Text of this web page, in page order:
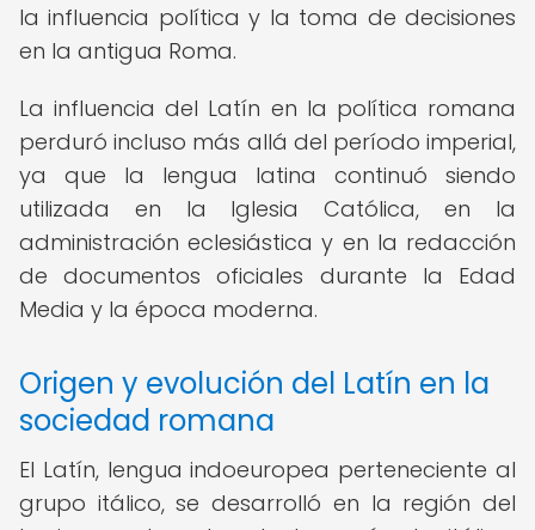
la influencia política y la toma de decisiones
en la antigua Roma.
La influencia del Latín en la política romana
perduró incluso más allá del período imperial,
ya que la lengua latina continuó siendo
utilizada en la Iglesia Católica, en la
administración eclesiástica y en la redacción
de documentos oficiales durante la Edad
Media y la época moderna.
Origen y evolución del Latín en la
sociedad romana
El Latín, lengua indoeuropea perteneciente al
grupo itálico, se desarrolló en la región del